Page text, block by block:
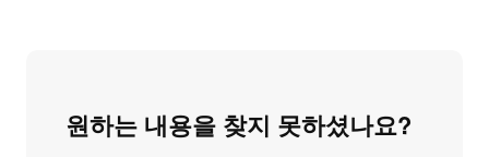
원하는 내용을 찾지 못하셨나요?